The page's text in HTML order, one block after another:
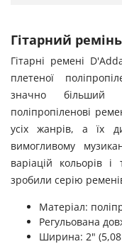
Гітарний
Гітарні ремені
плетеної
значно більший
поліпропіленові
усіх жанрів, а їх
вимогливому
варіацій кольорів
зробили серію
Матеріал:
Регульована
Ширина: 2"